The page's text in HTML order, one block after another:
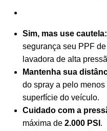
Sim, mas use cautela:
segurança seu PPF
lavadora de alta
Mantenha sua
do spray a pelo menos
superfície do veículo.
Cuidado com a
máxima de 2.000 PSI .